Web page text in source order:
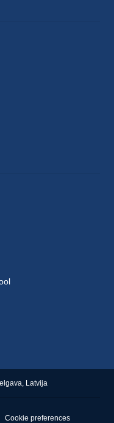
Latvija
Cookie preferences